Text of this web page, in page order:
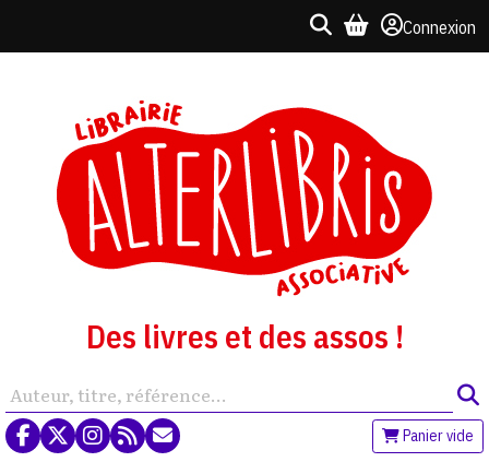
Connexion
Des livres et des assos !
Panier vide